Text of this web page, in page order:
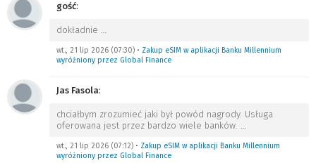
gość:
dokładnie …
wt., 21 lip 2026 (07:30) • Zakup eSIM w aplikacji Banku Millennium
wyróżniony przez Global Finance
Jas Fasola:
chciałbym zrozumieć jaki był powód nagrody. Usługa
oferowana jest przez bardzo wiele banków. …
wt., 21 lip 2026 (07:12) • Zakup eSIM w aplikacji Banku Millennium
wyróżniony przez Global Finance